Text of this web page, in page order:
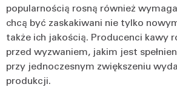
popularnością rosną również
chcą być zaskakiwani nie tylko
także ich jakością. Producenci kawy
przed wyzwaniem, jakim jest
przy jednoczesnym zwiększeniu
produkcji.